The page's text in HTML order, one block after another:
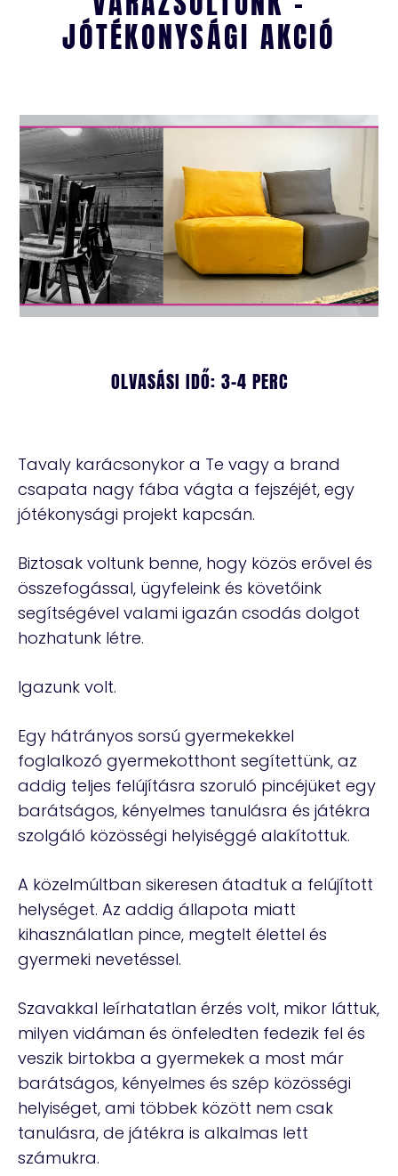
JÓTÉKONYSÁGI AKCIÓ
OLVASÁSI IDŐ: 3-4 PERC
Tavaly karácsonykor a Te vagy a brand
csapata nagy fába vágta a fejszéjét, egy
jótékonysági projekt kapcsán.
Biztosak voltunk benne, hogy közös erővel és
összefogással, ügyfeleink és követőink
segítségével valami igazán csodás dolgot
hozhatunk létre.
Igazunk volt.
Egy hátrányos sorsú gyermekekkel
foglalkozó gyermekotthont segítettünk, az
addig teljes felújításra szoruló pincéjüket egy
barátságos, kényelmes tanulásra és játékra
szolgáló közösségi helyiséggé alakítottuk.
A közelmúltban sikeresen átadtuk a felújított
helységet. Az addig állapota miatt
kihasználatlan pince, megtelt élettel és
gyermeki nevetéssel.
Szavakkal leírhatatlan érzés volt, mikor láttuk,
milyen vidáman és önfeledten fedezik fel és
veszik birtokba a gyermekek a most már
barátságos, kényelmes és szép közösségi
helyiséget, ami többek között nem csak
tanulásra, de játékra is alkalmas lett
számukra.